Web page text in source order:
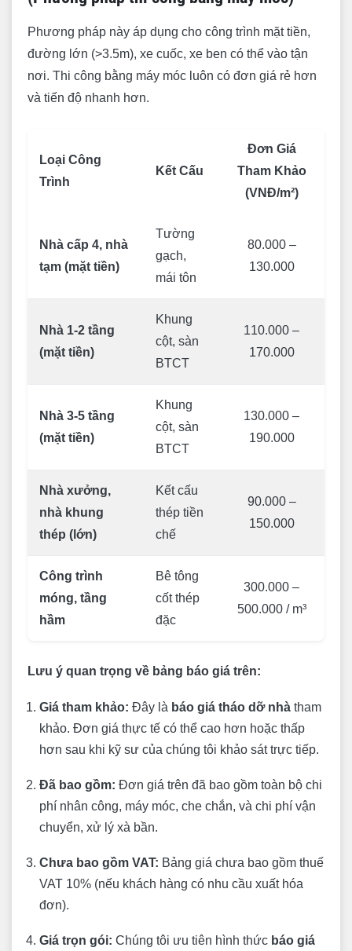
Phương pháp này áp dụng cho công trình mặt tiền,
đường lớn (>3.5m), xe cuốc, xe ben có thể vào tận
nơi. Thi công bằng máy móc luôn có đơn giá rẻ hơn
và tiến độ nhanh hơn.
Loại Công
Trình
Kết Cấu
Đơn Giá
Tham Khảo
(VNĐ/m²)
Nhà cấp 4, nhà
tạm (mặt tiền)
Tường
gạch,
mái tôn
80.000 –
130.000
Nhà 1-2 tầng
(mặt tiền)
Khung
cột, sàn
BTCT
110.000 –
170.000
Nhà 3-5 tầng
(mặt tiền)
Khung
cột, sàn
BTCT
130.000 –
190.000
Nhà xưởng,
nhà khung
thép (lớn)
Kết cấu
thép tiền
chế
90.000 –
150.000
Công trình
móng, tầng
hầm
Bê tông
cốt thép
đặc
300.000 –
500.000 / m³
Lưu ý quan trọng về bảng báo giá trên:
Giá tham khảo: Đây là báo giá tháo dỡ nhà tham
khảo. Đơn giá thực tế có thể cao hơn hoặc thấp
hơn sau khi kỹ sư của chúng tôi khảo sát trực tiếp.
Đã bao gồm: Đơn giá trên đã bao gồm toàn bộ chi
phí nhân công, máy móc, che chắn, và chi phí vận
chuyển, xử lý xà bần.
Chưa bao gồm VAT: Bảng giá chưa bao gồm thuế
VAT 10% (nếu khách hàng có nhu cầu xuất hóa
đơn).
Giá trọn gói: Chúng tôi ưu tiên hình thức báo giá